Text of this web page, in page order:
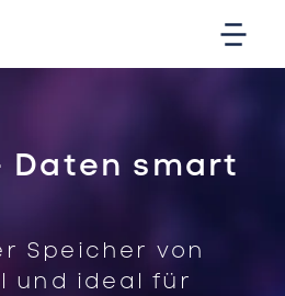
Daten smart
Speicher von
und ideal für